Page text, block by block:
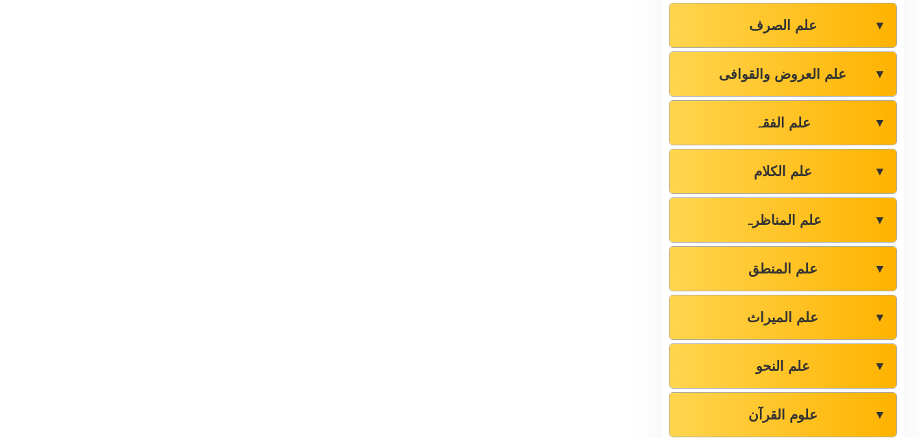
علم الصرف ▼
علم العروض والقوافی ▼
علم الفقہ ▼
علم الکلام ▼
علم المناظرہ ▼
علم المنطق ▼
علم المیراث ▼
علم النحو ▼
علوم القرآن ▼